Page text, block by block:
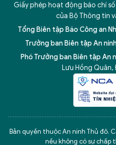
Giấy phép hoạt động báo chí số
của Bộ Thông tin
Tổng Biên tập Báo Công an
Trưởng ban Biên tập An
Phó Trưởng ban Biên tập An
Lưu Hồng Quân,
Bản quyền thuộc An ninh Thủ đô.
nếu không có sự chấp
5 điểm nghẽn của Hà Nội